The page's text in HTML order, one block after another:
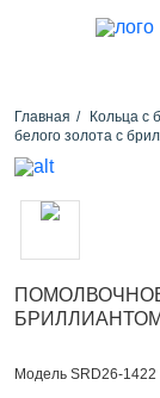
Главная Кольца с
белого золота с
БРИЛЛИАНТОМ
Модель SRD26-1422